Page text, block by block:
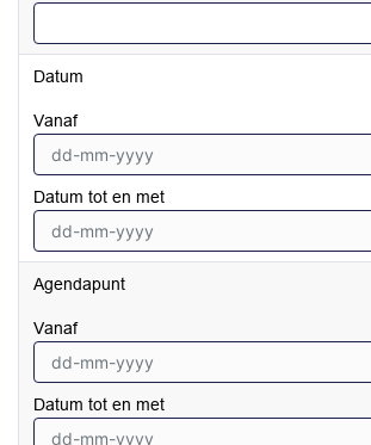
Datum
vanaf
Datum tot en met
Agendapunt
vanaf
Datum tot en met